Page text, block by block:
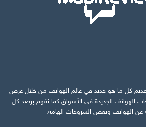
كل ما هو جديد في عالم الهواتف من خلال عرض
الهواتف الجديدة في الأسواق كما نقوم برصد كل
عن الهواتف وبعض الشروحات الهامة.